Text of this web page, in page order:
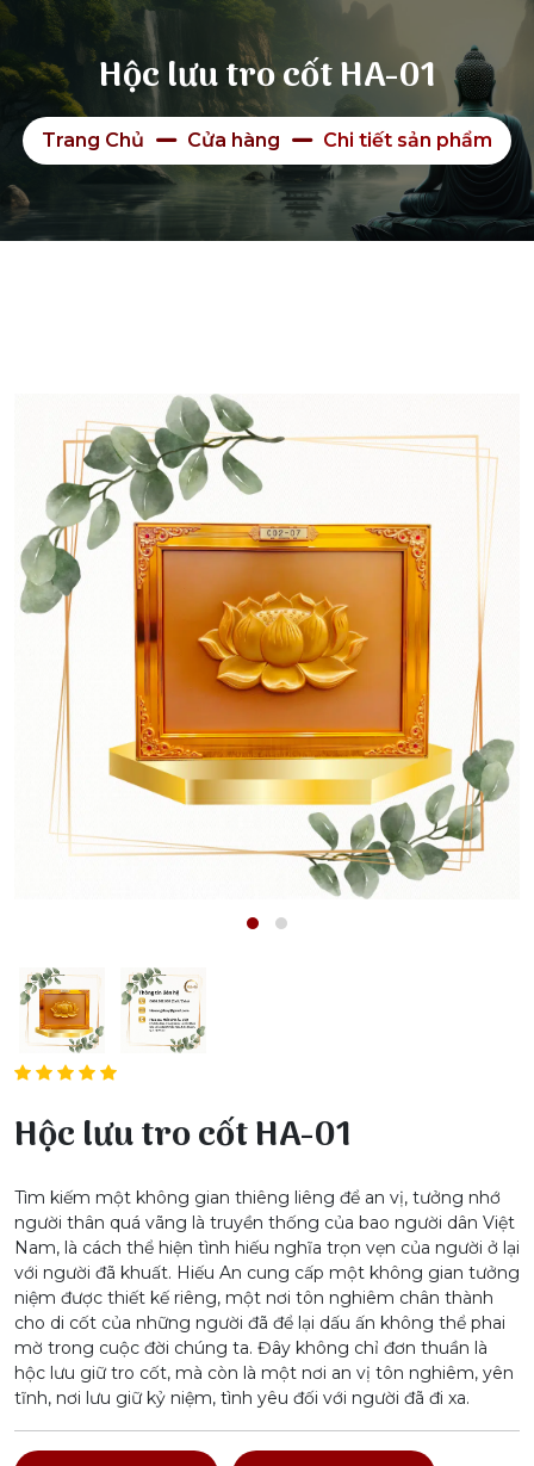
Hộc lưu tro cốt HA-01
Trang Chủ Cửa hàng Chi tiết sản phẩm
Hộc lưu tro cốt HA-01
Tìm kiếm một không gian thiêng liêng để an vị, tưởng nhớ
người thân quá vãng là truyền thống của bao người dân Việt
Nam, là cách thể hiện tình hiếu nghĩa trọn vẹn của người ở lại
với người đã khuất. Hiếu An cung cấp một không gian tưởng
niệm được thiết kế riêng, một nơi tôn nghiêm chân thành
cho di cốt của những người đã để lại dấu ấn không thể phai
mờ trong cuộc đời chúng ta. Đây không chỉ đơn thuần là
hộc lưu giữ tro cốt, mà còn là một nơi an vị tôn nghiêm, yên
tĩnh, nơi lưu giữ kỷ niệm, tình yêu đối với người đã đi xa.